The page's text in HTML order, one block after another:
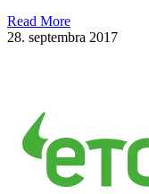
Read More
28. septembra 2017